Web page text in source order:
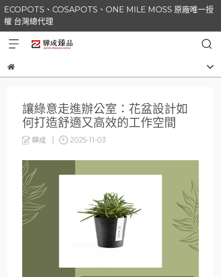
ECOPOTS、COSAPOTS、ONE MILE MOSS 原廠唯一授
權 台灣總代理
讓綠意走進辦公室：花盆設計如
何打造舒適又高效的工作空間
驊成 2025-11-03